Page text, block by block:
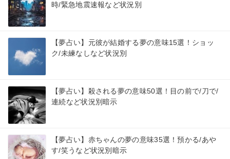
時/緊急地震速報など状況別
【夢占い】元彼が結婚する夢の意味15選！ショッ
ク/未練なしなど状況別
【夢占い】殺される夢の意味50選！目の前で/刀で/
連続など状況別暗示
【夢占い】赤ちゃんの夢の意味35選！預かる/あや
す/笑うなど状況別暗示